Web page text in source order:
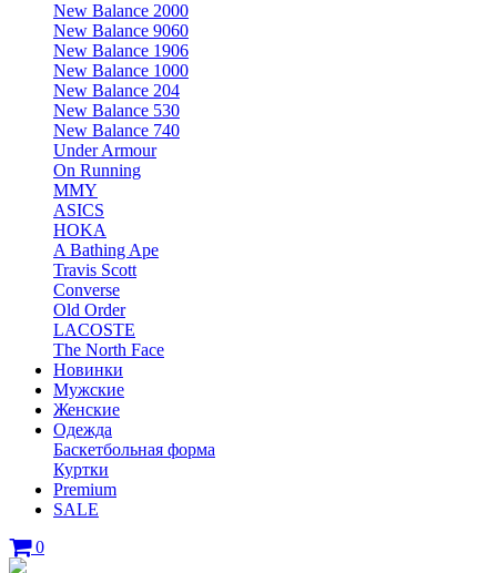
New Balance 2000
New Balance 9060
New Balance 1906
New Balance 1000
New Balance 204
New Balance 530
New Balance 740
Under Armour
On Running
MMY
ASICS
HOKA
A Bathing Ape
Travis Scott
Converse
Old Order
LACOSTE
The North Face
Новинки
Мужские
Женские
Одежда
Баскетбольная форма
Куртки
Premium
SALE
0